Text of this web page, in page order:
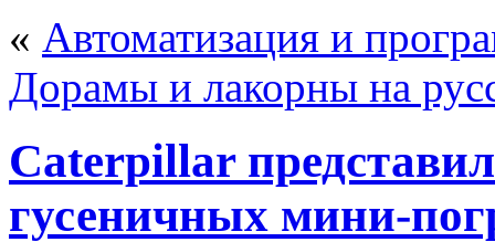
« Автоматизация и
Дорамы и лакорны на
Caterpillar
гусеничных мини-